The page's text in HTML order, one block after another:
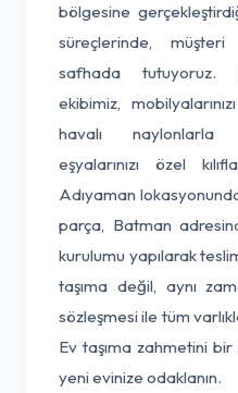
bölgesine
süreçlerinde,
safhada tutuyoruz.
ekibimiz,
havalı naylonlarla
eşyalarınızı özel
Adıyaman
parça, Batman
kurulumu yapılarak
taşıma değil, aynı
sözleşmesi ile tüm
Ev taşıma zahmetini
yeni evinize odaklanın.